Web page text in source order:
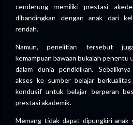
cenderung memiliki prestasi
dibandingkan dengan anak dari
rendah.
Namun, penelitian tersebut
kemampuan bawaan bukalah penentu
dalam dunia pendidikan.
akses ke sumber belajar
kondusif untuk belajar berperan
prestasi akademik.
Memang tidak dapat dipungkiri anak